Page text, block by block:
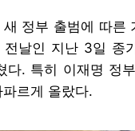
새 정부 출범에 따른
전날인 지난 3일 종
다. 특히 이재명 정
르게 올랐다.